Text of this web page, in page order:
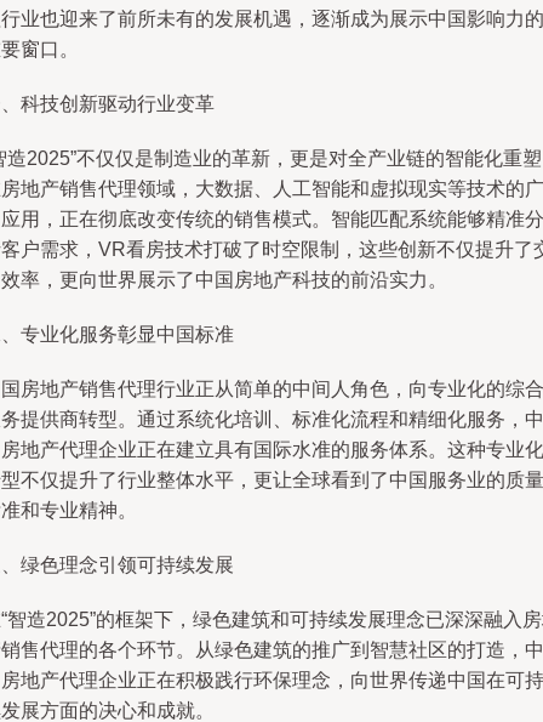
业也迎来了前所未有的发展机遇，逐渐成为展示中国影响力的
窗口。
科技创新驱动行业变革
造2025”不仅仅是制造业的革新，更是对全产业链的智能化重
地产销售代理领域，大数据、人工智能和虚拟现实等技术的广
用，正在彻底改变传统的销售模式。智能匹配系统能够精准分
户需求，VR看房技术打破了时空限制，这些创新不仅提升了
率，更向世界展示了中国房地产科技的前沿实力。
专业化服务彰显中国标准
房地产销售代理行业正从简单的中间人角色，向专业化的综合
提供商转型。通过系统化培训、标准化流程和精细化服务，中
地产代理企业正在建立具有国际水准的服务体系。这种专业化
不仅提升了行业整体水平，更让全球看到了中国服务业的质量
和专业精神。
绿色理念引领可持续发展
智造2025”的框架下，绿色建筑和可持续发展理念已深深融入
售代理的各个环节。从绿色建筑的推广到智慧社区的打造，中
地产代理企业正在积极践行环保理念，向世界传递中国在可持
展方面的决心和成就。